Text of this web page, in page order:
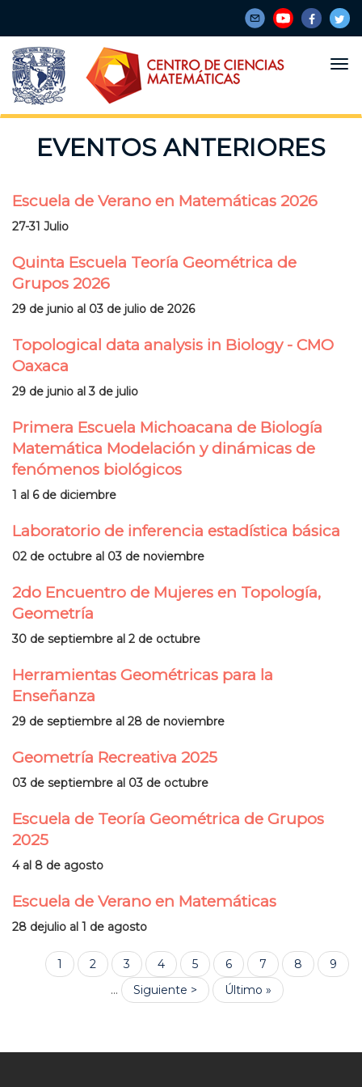
contenido
principal
EVENTOS ANTERIORES
Escuela de Verano en Matemáticas 2026
27-31 Julio
Quinta Escuela Teoría Geométrica de
Grupos 2026
29 de junio al 03 de julio de 2026
Topological data analysis in Biology - CMO
Oaxaca
29 de junio al 3 de julio
Primera Escuela Michoacana de Biología
Matemática Modelación y dinámicas de
fenómenos biológicos
1 al 6 de diciembre
Laboratorio de inferencia estadística básica
02 de octubre al 03 de noviembre
2do Encuentro de Mujeres en Topología,
Geometría
30 de septiembre al 2 de octubre
Herramientas Geométricas para la
Enseñanza
29 de septiembre al 28 de noviembre
Geometría Recreativa 2025
03 de septiembre al 03 de octubre
Escuela de Teoría Geométrica de Grupos
2025
4 al 8 de agosto
Escuela de Verano en Matemáticas
28 dejulio al 1 de agosto
Paginación
Página
actual
1 Página
2 Página
3 Página
4 Página
5 Página
6 Página
7 Página
8
9
…
Siguiente
página
Siguiente >
Última
página
Último »